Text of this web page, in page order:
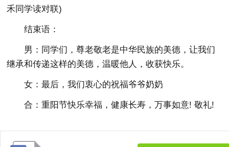
禾同学读对联)
结束语：
男：同学们，尊老敬老是中华民族的美德，让我们
继承和传递这样的美德，温暖他人，收获快乐。
女：最后，我们衷心的祝福爷爷奶奶
合：重阳节快乐幸福，健康长寿，万事如意! 敬礼!